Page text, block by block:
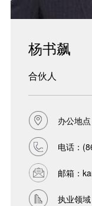
杨书飙
合伙人
办公地
电话：
邮箱：
执业领